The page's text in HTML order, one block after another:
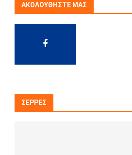
ΑΚΟΛΟΥΘΉΣΤΕ ΜΑΣ
ΣΈΡΡΕΣ